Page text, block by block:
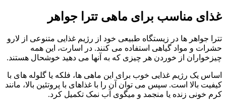
غذای مناسب برای ماهی تترا جواهر
تترا جواهر ها در زیستگاه طبیعی خود از رژیم غذایی متنوعی از لارو
حشرات و مواد گیاهی استفاده می کنند. در اسارت، این همه
چیزخواران از خوردن هر چیزی که به آنها می دهید خوشحال هستند.
اساس یک رژیم غذایی خوب برای این ماهی ها، فلکه یا گلوله های با
کیفیت بالا است. سپس می توان آن را با غذاهای با پروتئین بالا، مانند
کرم خونی زنده یا منجمد و میگوی آب نمک تکمیل کرد.